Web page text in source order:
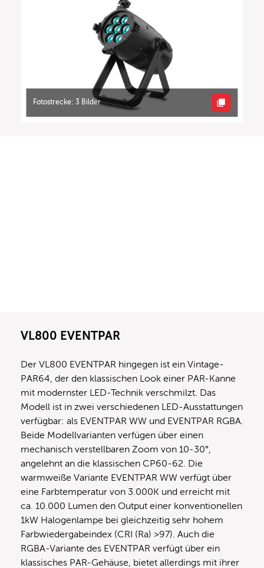
Fotostrecke: 3 Bilder
VL800 EVENTPAR
Der VL800 EVENTPAR hingegen ist ein Vintage-
PAR64, der den klassischen Look einer PAR-Kanne
mit modernster LED-Technik verschmilzt. Das
Modell ist in zwei verschiedenen LED-Ausstattungen
verfügbar: als EVENTPAR WW und EVENTPAR RGBA.
Beide Modellvarianten verfügen über einen
mechanisch verstellbaren Zoom von 10-30°,
angelehnt an die klassischen CP60-62. Die
warmweiße Variante EVENTPAR WW verfügt über
eine Farbtemperatur von 3.000K und erreicht mit
ca. 10.000 Lumen den Output einer konventionellen
1kW Halogenlampe bei gleichzeitig sehr hohem
Farbwiedergabeindex (CRI (Ra) >97). Auch die
RGBA-Variante des EVENTPAR verfügt über ein
klassisches PAR-Gehäuse, bietet allerdings mit ihrer